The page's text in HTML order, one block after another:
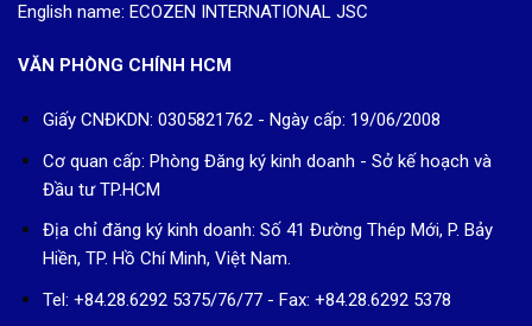
English name: ECOZEN INTERNATIONAL JSC
VĂN PHÒNG CHÍNH HCM
Giấy CNĐKDN: 0305821762 - Ngày cấp: 19/06/2008
Cơ quan cấp: Phòng Đăng ký kinh doanh - Sở kế hoạch và
Đầu tư TP.HCM
Địa chỉ đăng ký kinh doanh: Số 41 Đường Thép Mới, P. Bảy
Hiền, TP. Hồ Chí Minh, Việt Nam.
Tel: +84.28.6292 5375/76/77 - Fax: +84.28.6292 5378